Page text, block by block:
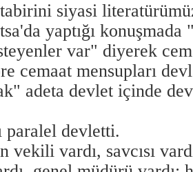
siyasi
yaptığı
var" diyerek
cemaat mensupları
adeta devlet içinde
paralel devletti.
vekili vardı, savcısı